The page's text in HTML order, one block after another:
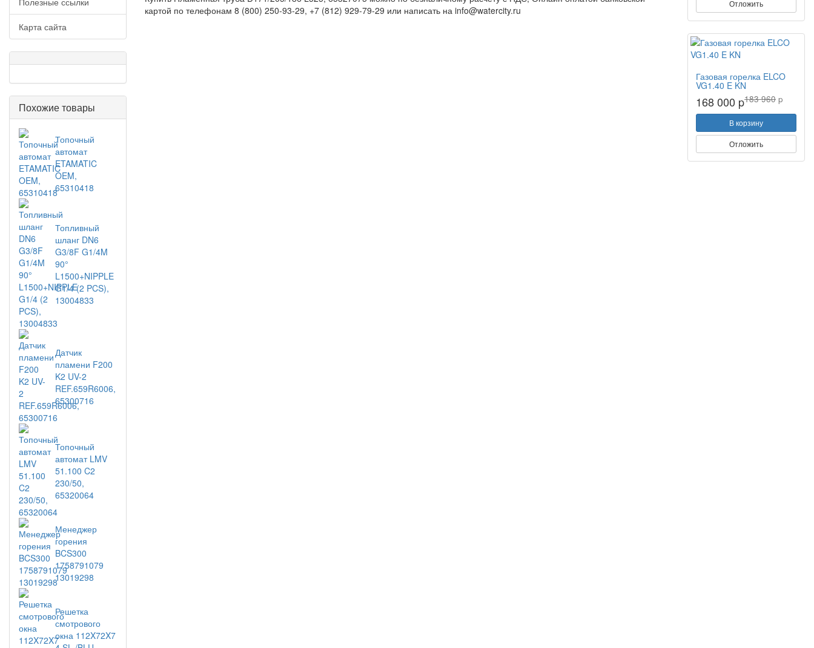
Карта сайта
Похожие товары
Топочный
автомат
ETAMATIC
OEM,
65310418
Топливный
шланг DN6
G3/8F G1/4M
90°
L1500+NIPPLE
G1/4 (2 PCS),
13004833
Датчик
пламени F200
K2 UV-2
REF.659R6006,
65300716
Топочный
автомат LMV
51.100 C2
230/50,
65320064
Менеджер
горения
BCS300
1758791079
13019298
Решетка
смотрового
окна 112X72X7
картой по телефонам 8 (800) 250-93-29, +7 (812) 929-79-29 или написать на info@watercity.ru
Отложить
Газовая горелка ELCO
VG1.40 E KN
168 000 p183 960 p
В корзину
Отложить